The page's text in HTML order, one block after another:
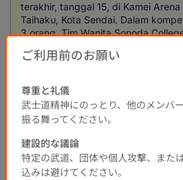
terakhir, tanggal 15, di Kamei
Taihaku, Kota Sendai. Dalam
3 orang, Tim Wanita Sonoda
di final untuk menangkap gelar juara.
Kendo
0 0 0 0
ご利用前のお願い
尊重と礼儀
武士道精神にのっとり、他のメンバ
振る舞ってください。
建設的な議論
特定の武道、団体や個人攻撃、また
込みは避けてください。